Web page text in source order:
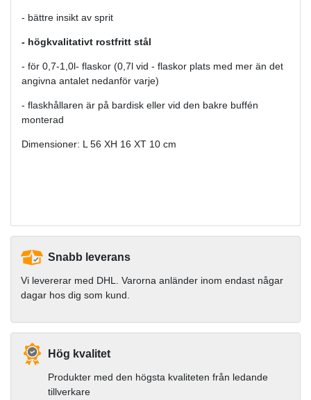
- bättre insikt av sprit
- högkvalitativt rostfritt stål
- för 0,7-1,0l- flaskor (0,7l vid - flaskor plats med mer än det
angivna antalet nedanför varje)
- flaskhållaren är på bardisk eller vid den bakre buffén
monterad
Dimensioner: L 56 XH 16 XT 10 cm
Snabb leverans
Vi levererar med DHL. Varorna anländer inom endast någar
dagar hos dig som kund.
Hög kvalitet
Produkter med den högsta kvaliteten från ledande
tillverkare